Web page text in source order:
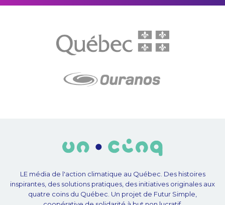
LE média de l'action climatique au Québec. Des histoires
inspirantes, des solutions pratiques, des initiatives originales aux
quatre coins du Québec. Un projet de Futur Simple,